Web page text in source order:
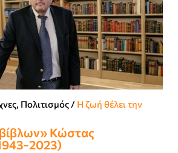
Πολιτισμός/ Η ζωή θέλει την
Κώστας
2023)